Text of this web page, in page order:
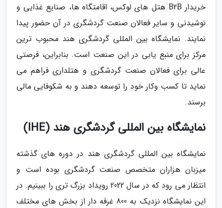
خریدار B2B هتل های لوکس، اقامتگاه ها، صنایع غذایی و
نوشیدنی و سایر فعالان صنعت گردشگری در آن حضور پیدا
نمایند. نمایشگاه بین المللی گردشگری هند محبوب ترین
مرکز برای منبع یابی در این صنعت است. بنابراین، فرصتی
عالی برای فعالان صنعت گردشگری و هتلداری فراهم می
نماید تا کسب وکار خود را توسعه دهند و به شکوفایی مالی
برسند.
نمایشگاه بین المللی گردشگری هند (IHE)
نمایشگاه بین المللی گردشگری هند در دوره های گذشته
میزبان هزاران متخصص صنعت گردشگری بوده است و
انتظار می رود که در سال 2022 رویداد بزرگ تری را ببینیم. در
این نمایشگاه نزدیک به 800 غرفه دار از بخش های مختلف